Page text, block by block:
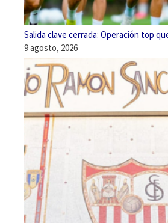
Salida clave cerrada: Operación top
9 agosto, 2026